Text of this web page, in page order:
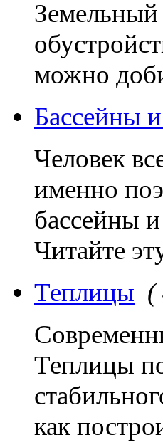
Земельный
можно
Бассейны
Человек
именно
бассейны
Читайте
Теплицы (
Теплицы
как